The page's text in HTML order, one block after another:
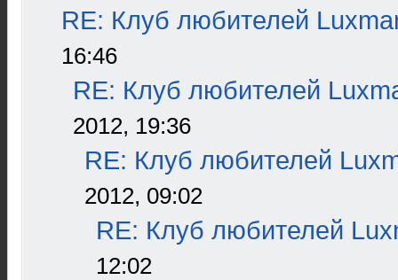
RE: Клуб любителей
16:46
RE: Клуб любителей
2012, 19:36
RE: Клуб любителей
2012, 09:02
RE: Клуб любителей
12:02